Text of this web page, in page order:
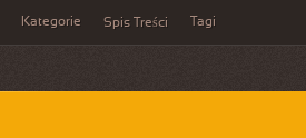
Kategorie Spis Treści Tagi